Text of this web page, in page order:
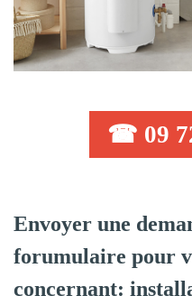
☎ 09
Envoyer une
forumulaire pour
concernant: